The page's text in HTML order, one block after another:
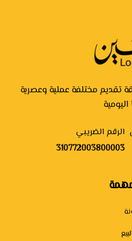
تقديم مختلفة عملية وعصرية
اليومية
الرقم الضريبي
310772003800003